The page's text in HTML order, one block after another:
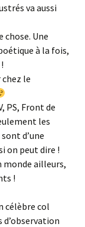
va aussi
Une
à la fois,
chez le
PS, Front de
les
d’une
on peut dire !
monde ailleurs,
!
célèbre col